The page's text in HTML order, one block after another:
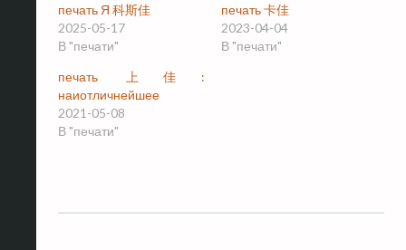
печать Я 科斯佳
2025-05-17
В "печати"
печать 卡佳
2023-04-04
В "печати"
печать 上佳:
наиотличнейшее
2021-05-08
В "печати"